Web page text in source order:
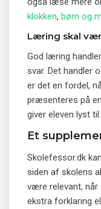
klokken, børn og
Læring skal
God læring
svar. Det handler
er det en fordel,
præsenteres på
giver eleven lyst
Et
Skolefessor.dk
siden af skolens
være relevant, når
ekstra forklaring